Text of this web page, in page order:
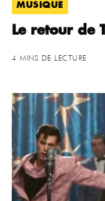
MUSIQUE
Le retour de
4 MINS DE LECTURE